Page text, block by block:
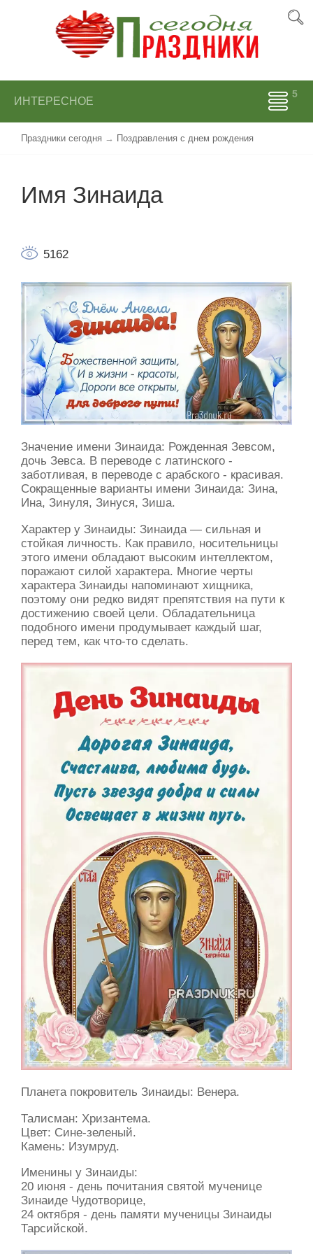
ИНТЕРЕСНОЕ
Праздники сегодня → Поздравления с днем рождения
Имя Зинаида
5162
Значение имени Зинаида: Рожденная Зевсом,
дочь Зевса. В переводе с латинского -
заботливая, в переводе с арабского - красивая.
Сокращенные варианты имени Зинаида: Зина,
Ина, Зинуля, Зинуся, Зиша.
Характер у Зинаиды: Зинаида — сильная и
стойкая личность. Как правило, носительницы
этого имени обладают высоким интеллектом,
поражают силой характера. Многие черты
характера Зинаиды напоминают хищника,
поэтому они редко видят препятствия на пути к
достижению своей цели. Обладательница
подобного имени продумывает каждый шаг,
перед тем, как что-то сделать.
Планета покровитель Зинаиды: Венера.
Талисман: Хризантема.
Цвет: Сине-зеленый.
Камень: Изумруд.
Именины у Зинаиды:
20 июня - день почитания святой мученице
Зинаиде Чудотворице,
24 октября - день памяти мученицы Зинаиды
Тарсийской.